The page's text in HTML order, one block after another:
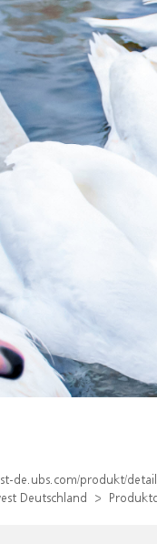
de.ubs.com/produkt/
Deutschland